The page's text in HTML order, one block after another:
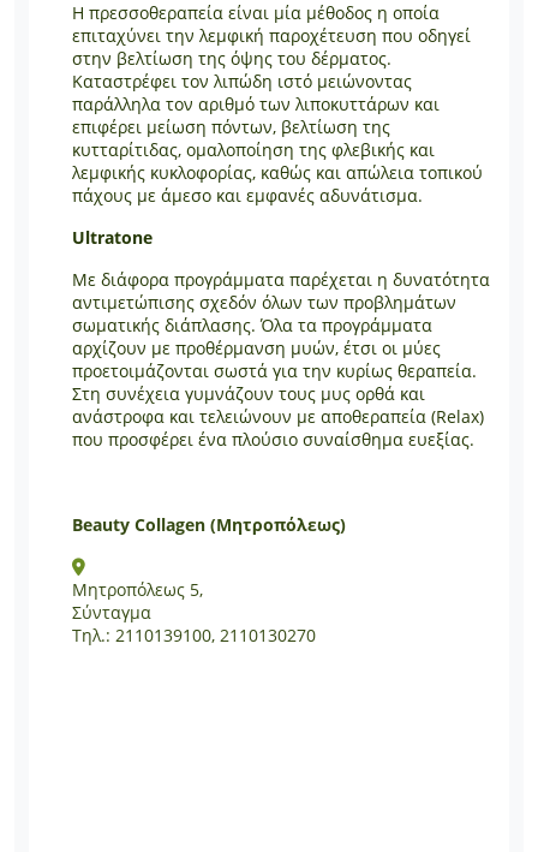
H πρεσσοθεραπεία είναι μία μέθοδος η οποία
επιταχύνει την λεμφική παροχέτευση που οδηγεί
στην βελτίωση της όψης του δέρματος.
Καταστρέφει τον λιπώδη ιστό μειώνοντας
παράλληλα τον αριθμό των λιποκυττάρων και
επιφέρει μείωση πόντων, βελτίωση της
κυτταρίτιδας, ομαλοποίηση της φλεβικής και
λεμφικής κυκλοφορίας, καθώς και απώλεια τοπικού
πάχους με άμεσο και εμφανές αδυνάτισμα.
Ultratone
Με διάφορα προγράμματα παρέχεται η δυνατότητα
αντιμετώπισης σχεδόν όλων των προβλημάτων
σωματικής διάπλασης. Όλα τα προγράμματα
αρχίζουν με προθέρμανση μυών, έτσι οι μύες
προετοιμάζονται σωστά για την κυρίως θεραπεία.
Στη συνέχεια γυμνάζουν τους μυς ορθά και
ανάστροφα και τελειώνουν με αποθεραπεία (Relax)
που προσφέρει ένα πλούσιο συναίσθημα ευεξίας.
Beauty Collagen (Μητροπόλεως)
Μητροπόλεως 5,
Σύνταγμα
Τηλ.: 2110139100, 2110130270